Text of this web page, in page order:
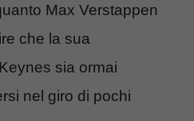
Max Verstappen
che la sua
sia ormai
nel giro di pochi